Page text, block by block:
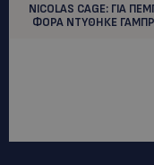
NICOLAS CAGE: ΓΙΑ
ΦΟΡΑ ΝΤΥΘΗΚΕ